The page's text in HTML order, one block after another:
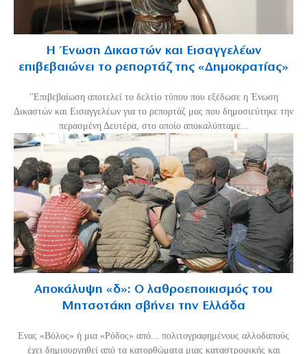
Η Ένωση Δικαστών και Εισαγγελέων
επιβεβαιώνει το ρεπορτάζ της «Δημοκρατίας»
"Επιβεβαίωση αποτελεί το δελτίο τύπου που εξέδωσε η Ένωση
Δικαστών και Εισαγγελέων για το ρεπορτάζ μας που δημοσιεύτηκε την
περασμένη Δευτέρα, στο οποίο αποκαλύπταμε...
Αποκάλυψη «δ»: Ο λαθροεποικισμός του
Μητσοτάκη σβήνει την Ελλάδα
Ενας «Βόλος» ή μια «Ρόδος» από... πολιτογραφημένους αλλοδαπούς
έχει δημιουργηθεί από τα κατορθώματα μιας καταστροφικής και